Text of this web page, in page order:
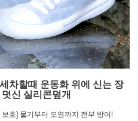
차할때 운동화 위에 신는 장
신 실리콘덮개
호] 물기부터 오염까지 전부 방어!